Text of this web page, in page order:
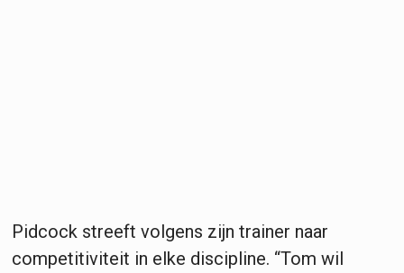
Pidcock streeft volgens zijn trainer naar
competitiviteit in elke discipline. “Tom wil